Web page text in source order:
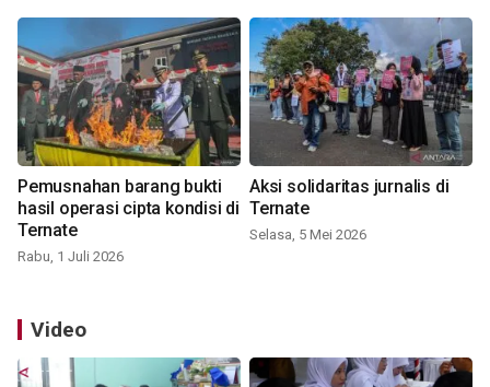
Pemusnahan barang bukti
hasil operasi cipta kondisi di
Ternate
Rabu, 1 Juli 2026
Aksi solidaritas jurnalis di
Ternate
Selasa, 5 Mei 2026
Video